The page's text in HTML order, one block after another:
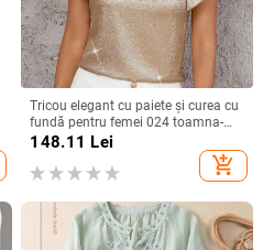
Tricou elegant cu paiete și curea cu
fundă pentru femei 024 toamna-
iarna nou, mânecă zburătoare,
148.11 Lei
add_shopping_cart